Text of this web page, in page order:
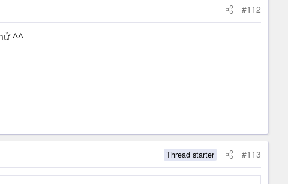
#112
^^
Thread starter #113